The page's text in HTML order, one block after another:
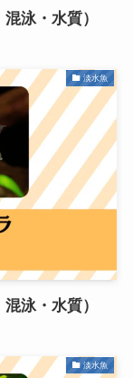
泳・水質）
淡水魚
泳・水質）
淡水魚